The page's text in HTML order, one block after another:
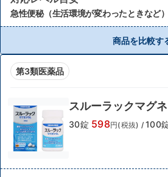
急性便秘（生活環境が変わったときなど）
商品を比較す
第3類医薬品
スルーラックマグ
30錠 598円(税抜) / 100